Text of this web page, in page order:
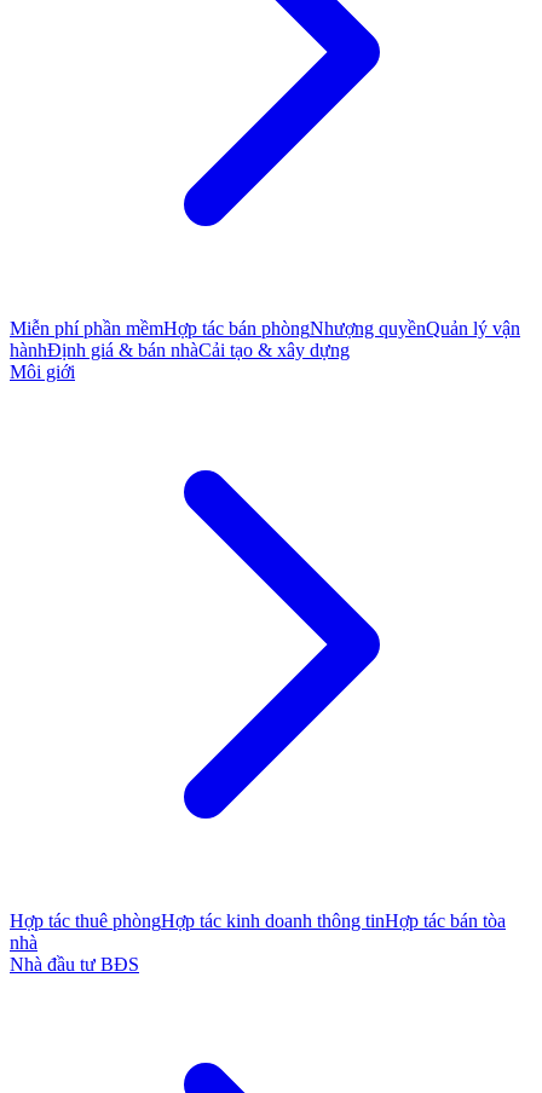
Miễn phí phần mềmHợp tác bán phòngNhượng quyềnQuản lý vận
hànhĐịnh giá & bán nhàCải tạo & xây dựng
Môi giới
Hợp tác thuê phòngHợp tác kinh doanh thông tinHợp tác bán tòa
nhà
Nhà đầu tư BĐS